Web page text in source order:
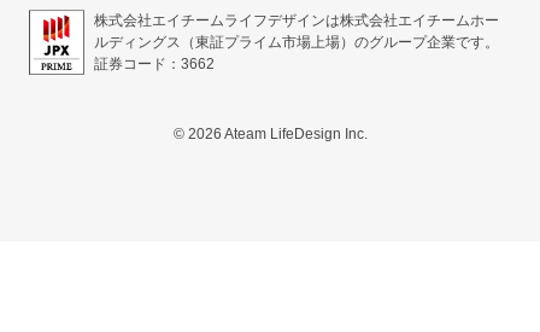
株式会社エイチームライフデザインは株式会社エイチームホー
ルディングス（東証プライム市場上場）のグループ企業です。
証券コード：3662
© 2026 Ateam LifeDesign Inc.